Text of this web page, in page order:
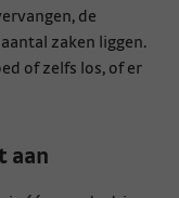
de
zaken liggen.
of zelfs los, of er
aan